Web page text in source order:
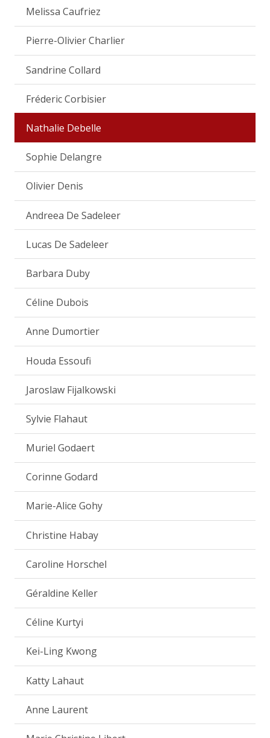
Melissa Caufriez
Pierre-Olivier Charlier
Sandrine Collard
Fréderic Corbisier
Nathalie Debelle
Sophie Delangre
Olivier Denis
Andreea De Sadeleer
Lucas De Sadeleer
Barbara Duby
Céline Dubois
Anne Dumortier
Houda Essoufi
Jaroslaw Fijalkowski
Sylvie Flahaut
Muriel Godaert
Corinne Godard
Marie-Alice Gohy
Christine Habay
Caroline Horschel
Géraldine Keller
Céline Kurtyi
Kei-Ling Kwong
Katty Lahaut
Anne Laurent